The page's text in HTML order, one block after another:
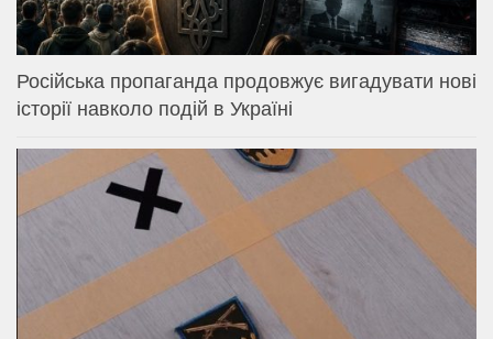
Російська пропаганда продовжує вигадувати нові
історії навколо подій в Україні